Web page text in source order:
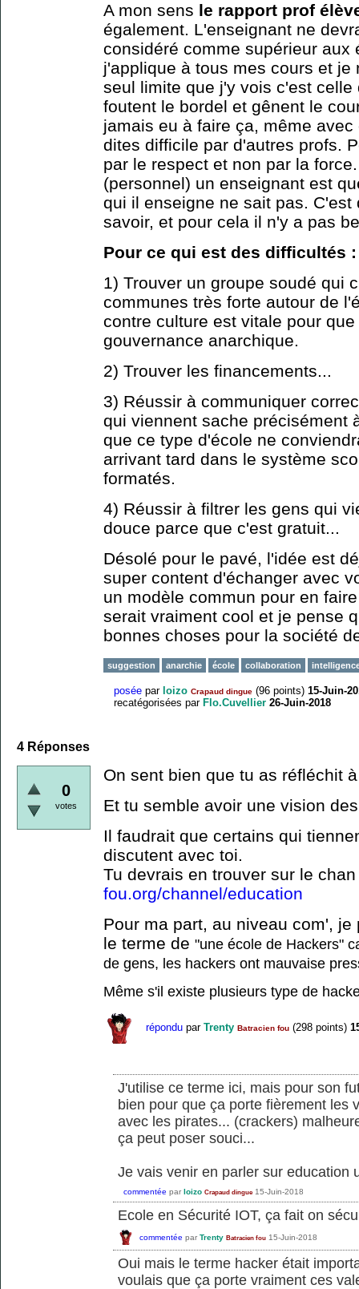
A mon sens le rapport prof
également. L'enseignant ne
considéré comme supérieur aux
j'applique à tous mes cours et
seul limite que j'y vois c'est
foutent le bordel et gênent le
jamais eu à faire ça, même
dites difficile par d'autres profs.
par le respect et non par la
(personnel) un enseignant est
qui il enseigne ne sait pas.
savoir, et pour cela il n'y a pas
Pour ce qui est des difficultés :
1) Trouver un groupe soudé qui
communes très forte autour de
contre culture est vitale pour
gouvernance anarchique.
2) Trouver les financements...
3) Réussir à communiquer
qui viennent sache précisément
que ce type d'école ne
arrivant tard dans le système
formatés.
4) Réussir à filtrer les gens qui
douce parce que c'est gratuit...
Désolé pour le pavé, l'idée est
super content d'échanger avec
un modèle commun pour en
serait vraiment cool et je pense
bonnes choses pour la société
suggestion anarchie école collaboration
posée par loizo Crapaud dingue (96 points) 15-Juin-
recatégorisées par Flo.Cuvellier 26-Juin-2018
4 Réponses
0
votes
On sent bien que tu as réfléchit
Et tu semble avoir une vision
Il faudrait que certains qui
discutent avec toi.
Tu devrais en trouver sur le
fou.org/channel/education
Pour ma part, au niveau com',
le terme de "une école de Hackers"
de gens, les hackers ont mauvaise
Même s'il existe plusieurs type de
répondu par Trenty Batracien fou (298 points)
J'utilise ce terme ici, mais pour son
bien pour que ça porte fièrement les
avec les pirates... (crackers)
ça peut poser souci...
Je vais venir en parler sur education
commentée par loizo Crapaud dingue 15-Juin-2018
Ecole en Sécurité IOT, ça fait on
commentée par Trenty Batracien fou 15-Juin-2018
Oui mais le terme hacker était
voulais que ça porte vraiment ces